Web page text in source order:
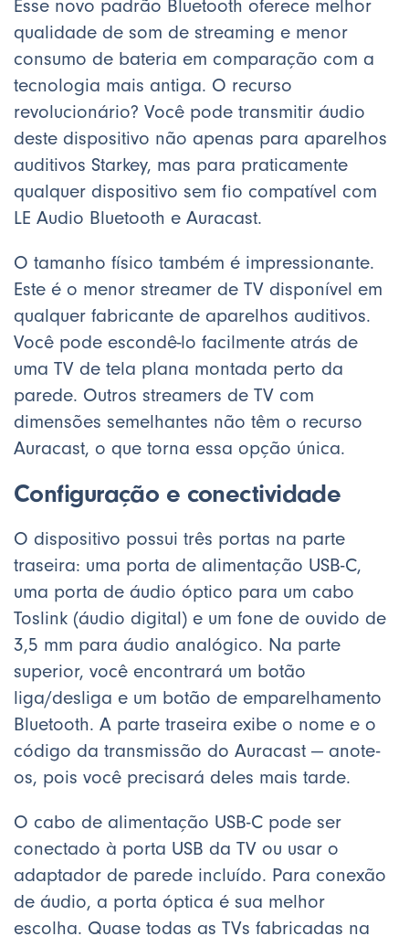
Esse novo padrão Bluetooth oferece melhor
qualidade de som de streaming e menor
consumo de bateria em comparação com a
tecnologia mais antiga. O recurso
revolucionário? Você pode transmitir áudio
deste dispositivo não apenas para aparelhos
auditivos Starkey, mas para praticamente
qualquer dispositivo sem fio compatível com
LE Audio Bluetooth e Auracast.
O tamanho físico também é impressionante.
Este é o menor streamer de TV disponível em
qualquer fabricante de aparelhos auditivos.
Você pode escondê-lo facilmente atrás de
uma TV de tela plana montada perto da
parede. Outros streamers de TV com
dimensões semelhantes não têm o recurso
Auracast, o que torna essa opção única.
Configuração e conectividade
O dispositivo possui três portas na parte
traseira: uma porta de alimentação USB-C,
uma porta de áudio óptico para um cabo
Toslink (áudio digital) e um fone de ouvido de
3,5 mm para áudio analógico. Na parte
superior, você encontrará um botão
liga/desliga e um botão de emparelhamento
Bluetooth. A parte traseira exibe o nome e o
código da transmissão do Auracast — anote-
os, pois você precisará deles mais tarde.
O cabo de alimentação USB-C pode ser
conectado à porta USB da TV ou usar o
adaptador de parede incluído. Para conexão
de áudio, a porta óptica é sua melhor
escolha. Quase todas as TVs fabricadas na